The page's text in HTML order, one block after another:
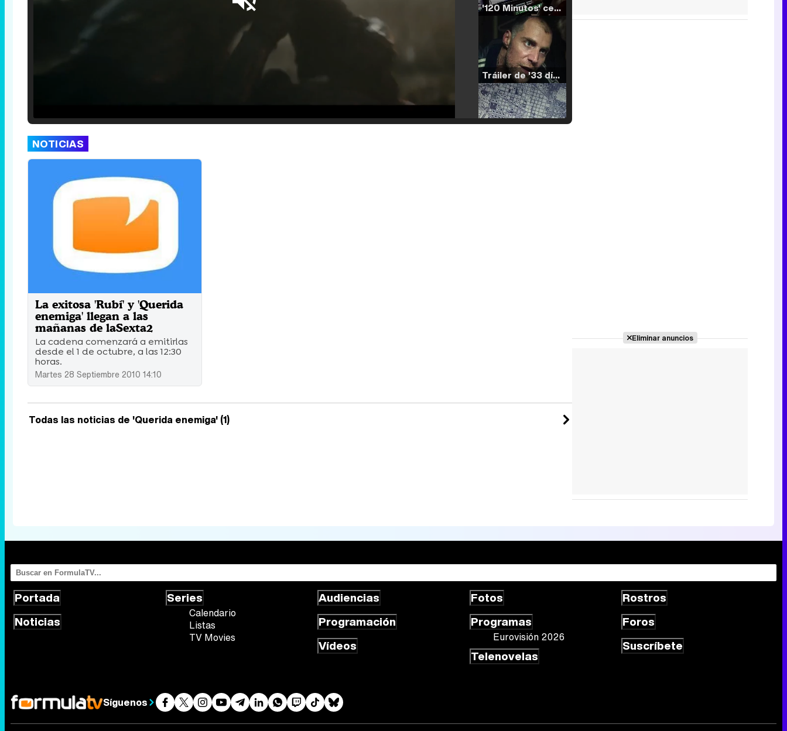
'120 Minutos' celebra sus 2.000 programas en Telemadrid con un vídeo del día a día en la redacción
Tráiler de '33 días', la nueva serie de Atresplayer con Julián Villagrán y José Manuel Poga
NOTICIAS
La exitosa 'Rubí' y 'Querida
enemiga' llegan a las
mañanas de laSexta2
La cadena comenzará a emitirlas
desde el 1 de octubre, a las 12:30
horas.
Martes 28 Septiembre 2010 14:10
Todas las noticias de 'Querida enemiga' (1)
Eliminar anuncios
Portada
Noticias
Series
Calendario
Listas
TV Movies
Audiencias
Programación
Vídeos
Fotos
Programas
Eurovisión 2026
Telenovelas
Rostros
Foros
Suscríbete
Síguenos